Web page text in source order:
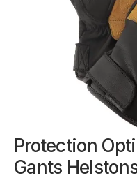
Protection
Gants